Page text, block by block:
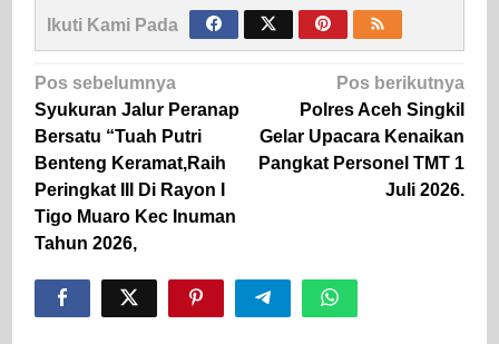
Ikuti Kami Pada
Navigasi
pos
Pos sebelumnya
Syukuran Jalur Peranap
Bersatu “Tuah Putri
Benteng Keramat,Raih
Peringkat III Di Rayon I
Tigo Muaro Kec Inuman
Tahun 2026,
Pos berikutnya
Polres Aceh Singkil
Gelar Upacara Kenaikan
Pangkat Personel TMT 1
Juli 2026.